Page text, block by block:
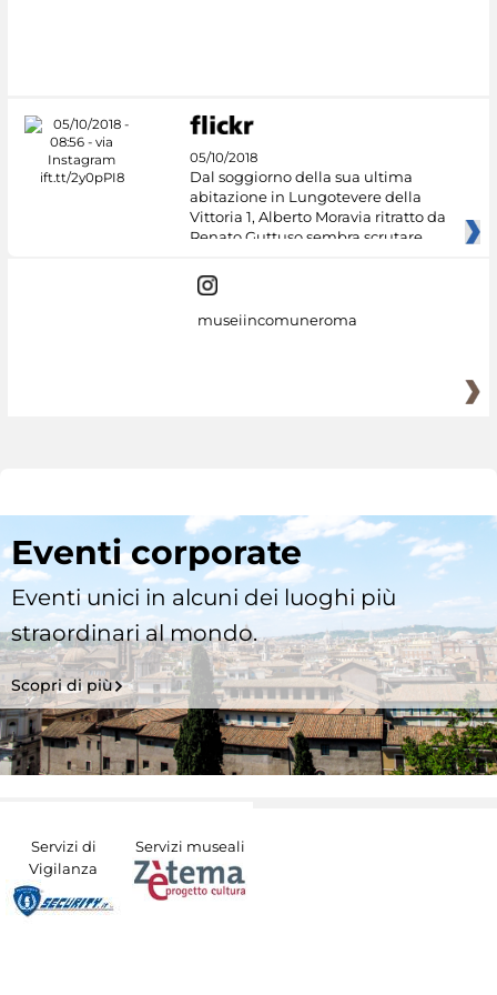
05/10/2018
Dal soggiorno della sua ultima
abitazione in Lungotevere della
Vittoria 1, Alberto Moravia ritratto da
Renato Guttuso sembra scrutare
museiincomuneroma
Eventi corporate
Eventi unici in alcuni dei luoghi più
straordinari al mondo.
Scopri di più
Servizi di
Vigilanza
Servizi museali